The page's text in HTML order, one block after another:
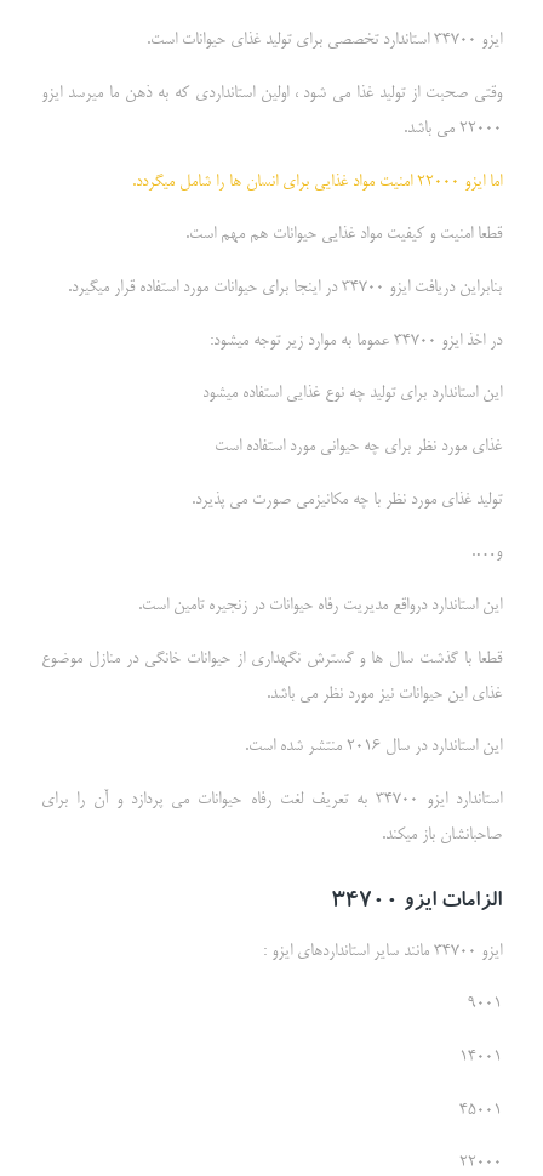
ایزو 34700 استاندارد تخصصی برای تولید غذای حیوانات است.
وقتی صحبت از تولید غذا می شود ، اولین استانداردی که به ذهن ما میرسد ایزو
22000 می باشد.
اما ایزو 22000 امنیت مواد غذایی برای انسان ها را شامل میگردد.
قطعا امنیت و کیفیت مواد غذایی حیوانات هم مهم است.
بنابراین دریافت ایزو 34700 در اینجا برای حیوانات مورد استفاده قرار میگیرد.
در اخذ ایزو 34700 عموما به موارد زیر توجه میشود:
این استاندارد برای تولید چه نوع غذایی استفاده میشود
غذای مورد نظر برای چه حیوانی مورد استفاده است
تولید غذای مورد نظر با چه مکانیزمی صورت می پذیرد.
و….
این استاندارد درواقع مدیریت رفاه حیوانات در زنجیره تامین است.
قطعا با گذشت سال ها و گسترش نگهداری از حیوانات خانگی در منازل موضوع
غذای این حیوانات نیز مورد نظر می باشد.
این استاندارد در سال 2016 منتشر شده است.
استاندارد ایزو 34700 به تعریف لغت رفاه حیوانات می پردازد و آن را برای
صاحبانشان باز میکند.
الزامات ایزو 34700
ایزو 34700 مانند سایر استانداردهای ایزو :
9001
14001
45001
22000